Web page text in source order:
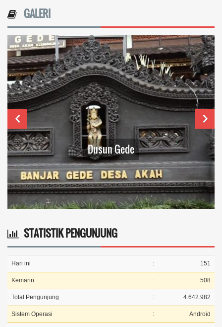
GALERI
Dusun Gede
STATISTIK PENGUNJUNG
Hari ini : 151
Kemarin : 508
Total Pengunjung : 4.642.982
Sistem Operasi : Android